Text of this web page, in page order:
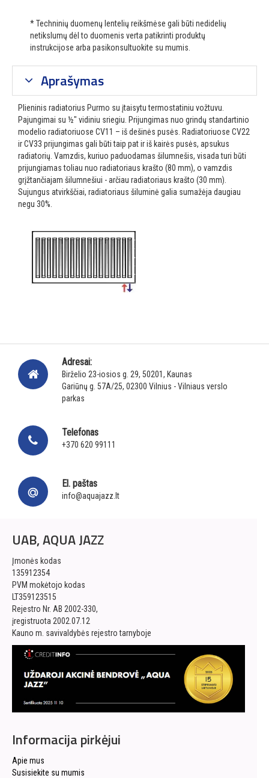
* Techninių duomenų lentelių reikšmėse gali būti nedidelių
netikslumų dėl to duomenis verta patikrinti produktų
instrukcijose arba pasikonsultuokite su mumis.
Aprašymas
Plieninis radiatorius Purmo su įtaisytu termostatiniu vožtuvu.
Pajungimai su ½″ vidiniu sriegiu. Prijungimas nuo grindų standartinio
modelio radiatoriuose CV11 – iš dešinės pusės. Radiatoriuose CV22
ir CV33 prijungimas gali būti taip pat ir iš kairės pusės, apsukus
radiatorių. Vamzdis, kuriuo paduodamas šilumnešis, visada turi būti
prijungiamas toliau nuo radiatoriaus krašto (80 mm), o vamzdis
grįžtančiajam šilumnešiui - arčiau radiatoriaus krašto (30 mm).
Sujungus atvirkščiai, radiatoriaus šiluminė galia sumažėja daugiau
negu 30%.
Adresai:
Birželio 23-iosios g. 29, 50201, Kaunas
Gariūnų g. 57A/25, 02300 Vilnius - Vilniaus verslo
parkas
Telefonas
+370 620 99111
El. paštas
info@aquajazz.lt
UAB, AQUA JAZZ
Įmonės kodas
135912354
PVM mokėtojo kodas
LT359123515
Rejestro Nr. AB 2002-330,
įregistruota 2002.07.12
Kauno m. savivaldybės rejestro tarnyboje
Informacija pirkėjui
Apie mus
Susisiekite su mumis